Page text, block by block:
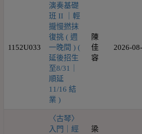
1152U033
演奏基礎
班 II ｜輕
攏慢撚抹
復挑 ( 週
一晚間 ) (
延後招生
至8/31｜
順延
11/16 結
業 )
陳
佳
容
2026-
〈古琴〉
入門｜經
梁